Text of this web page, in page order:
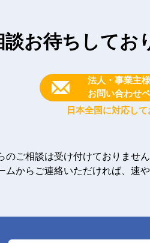
お待ちしてお
法人・事業主
お問い合わせ
日本全国に対応して
ご相談は受け付けておりません
からご連絡いただければ、速